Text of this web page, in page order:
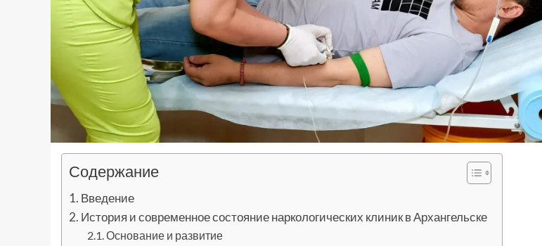
Содержание
Введение
История и современное состояние наркологических клиник в Архангельске
Основание и развитие